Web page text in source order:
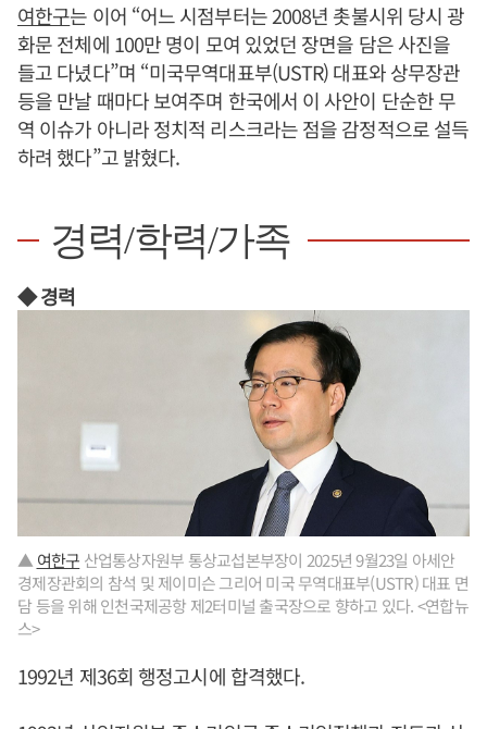
여한구는 이어 “어느 시점부터는 2008년 촛불시위 당시 광
화문 전체에 100만 명이 모여 있었던 장면을 담은 사진을
들고 다녔다”며 “미국무역대표부(USTR) 대표와 상무장관
등을 만날 때마다 보여주며 한국에서 이 사안이 단순한 무
역 이슈가 아니라 정치적 리스크라는 점을 감정적으로 설득
하려 했다”고 밝혔다.
경력/학력/가족
◆ 경력
▲ 여한구 산업통상자원부 통상교섭본부장이 2025년 9월23일 아세안
경제장관회의 참석 및 제이미슨 그리어 미국 무역대표부(USTR) 대표 면
담 등을 위해 인천국제공항 제2터미널 출국장으로 향하고 있다. <연합뉴
스>
1992년 제36회 행정고시에 합격했다.